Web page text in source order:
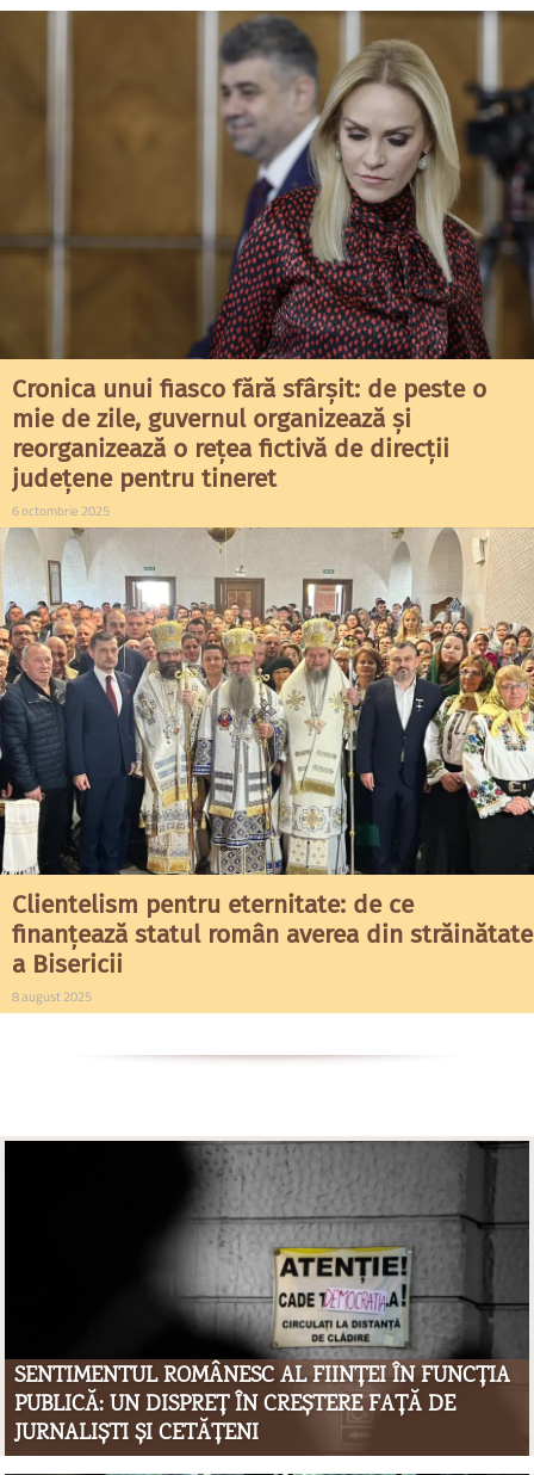
Cronica unui fiasco fără sfârșit: de peste o
mie de zile, guvernul organizează și
reorganizează o rețea fictivă de direcții
județene pentru tineret
6 octombrie 2025
Clientelism pentru eternitate: de ce
finanțează statul român averea din străinătate
a Bisericii
8 august 2025
SENTIMENTUL ROMÂNESC AL FIINȚEI ÎN FUNCȚIA
PUBLICĂ: UN DISPREȚ ÎN CREȘTERE FAȚĂ DE
JURNALIȘTI ȘI CETĂȚENI